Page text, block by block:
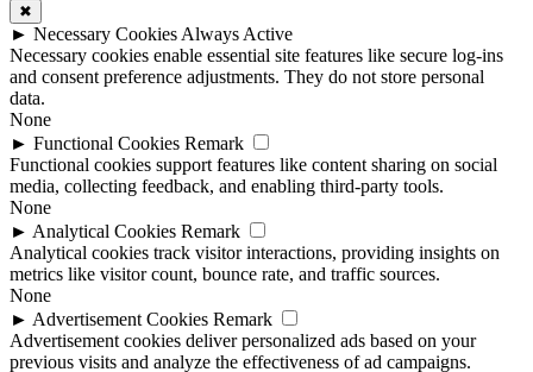
✖
► Necessary Cookies Always Active
Necessary cookies enable essential site features like secure log-ins
and consent preference adjustments. They do not store personal
data.
None
► Functional Cookies Remark
Functional cookies support features like content sharing on social
media, collecting feedback, and enabling third-party tools.
None
► Analytical Cookies Remark
Analytical cookies track visitor interactions, providing insights on
metrics like visitor count, bounce rate, and traffic sources.
None
► Advertisement Cookies Remark
Advertisement cookies deliver personalized ads based on your
previous visits and analyze the effectiveness of ad campaigns.